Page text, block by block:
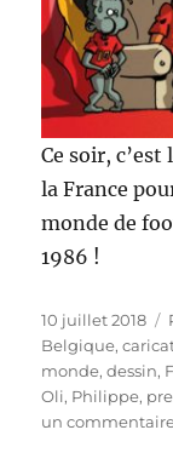
Ce soir,
la France
monde de
1986 !
Publié
le
10 juillet 2018
Belgique,
monde,dessin,
Oli, Philippe,
un